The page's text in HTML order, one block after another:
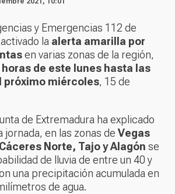
y Emergencias 112 de
la alerta amarilla por
en varias zonas de la región,
horas de este lunes hasta las
próximo miércoles, 15 de
de Extremadura ha explicado
jornada, en las zonas de Vegas
Norte, Tajo y Alagón se
de lluvia de entre un 40 y
una precipitación acumulada en
de agua.